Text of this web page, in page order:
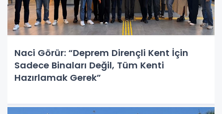
Naci Görür: “Deprem Dirençli Kent İçin
Sadece Binaları Değil, Tüm Kenti
Hazırlamak Gerek”